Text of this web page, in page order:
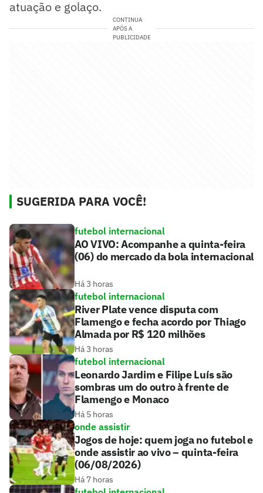
atuação e golaço.
CONTINUA
APÓS A
PUBLICIDADE
SUGERIDA PARA VOCÊ!
futebol internacional
AO VIVO: Acompanhe a quinta-feira
(06) do mercado da bola internacional
Há 3 horas
futebol internacional
River Plate vence disputa com
Flamengo e fecha acordo por Thiago
Almada por R$ 120 milhões
Há 3 horas
futebol internacional
Leonardo Jardim e Filipe Luís são
sombras um do outro à frente de
Flamengo e Monaco
Há 5 horas
onde assistir
Jogos de hoje: quem joga no futebol e
onde assistir ao vivo – quinta-feira
(06/08/2026)
Há 7 horas